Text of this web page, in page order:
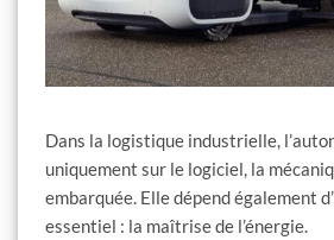
Dans la logistique industrielle,
uniquement sur le logiciel, la
embarquée. Elle dépend également
essentiel : la maîtrise de l’énergie.